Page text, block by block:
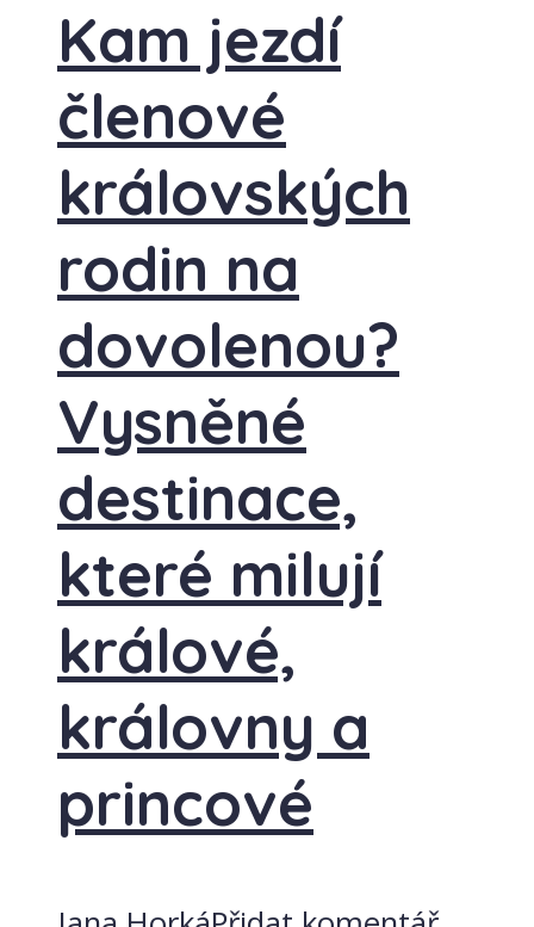
Kam jezdí
členové
královských
rodin na
dovolenou?
Vysněné
destinace,
které milují
králové,
královny a
princové